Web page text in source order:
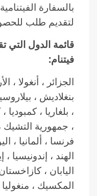
بالسفارة
لتقديم طلب
قائمة الدول التي
فيتنام:
الجزائر ، أنغولا ،
بنغلاديش ،
، بلغاريا ،
، جمهورية التشيك
فرنسا ، ألمانيا ،
الهند ، إندونيسيا ،
اليابان ،
المكسيك ،